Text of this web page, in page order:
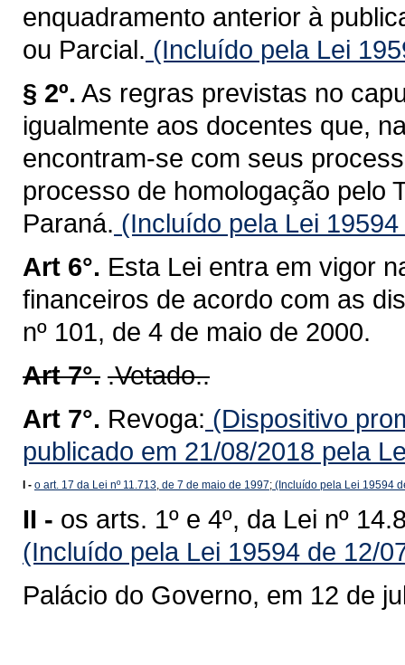
enquadramento anterior à
ou Parcial. (Incluído pela Lei
§ 2º. As regras previstas no
igualmente aos docentes que,
encontram-se com seus
processo de homologação pelo
Paraná. (Incluído pela Lei
Art 6°. Esta Lei entra em vigor
financeiros de acordo com as
nº 101, de 4 de maio de 2000.
Art 7°. .Vetado..
Art 7°. Revoga: (Dispositivo
publicado em 21/08/2018 pela
I - o art. 17 da Lei nº 11.713, de 7 de maio de 1997; (Incluído pela Lei 19594
II - os arts. 1º e 4º, da Lei nº
(Incluído pela Lei 19594 de 12/
Palácio do Governo, em 12 de